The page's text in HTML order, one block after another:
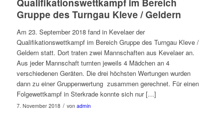
Qualifikationswettkampf im Bereich
Gruppe des Turngau Kleve / Geldern
Am 23. September 2018 fand in Kevelaer der
Qualifikationswettkampf im Bereich Gruppe des Turngau Kleve /
Geldern statt. Dort traten zwei Mannschaften aus Kevelaer an.
Aus jeder Mannschaft turnten jeweils 4 Mädchen an 4
verschiedenen Geräten. Die drei höchsten Wertungen wurden
dann zu einer Gruppenwertung zusammen gerechnet. Für einen
Folgewettkampf in Sterkrade konnte sich nur […]
7. November 2018 / von admin